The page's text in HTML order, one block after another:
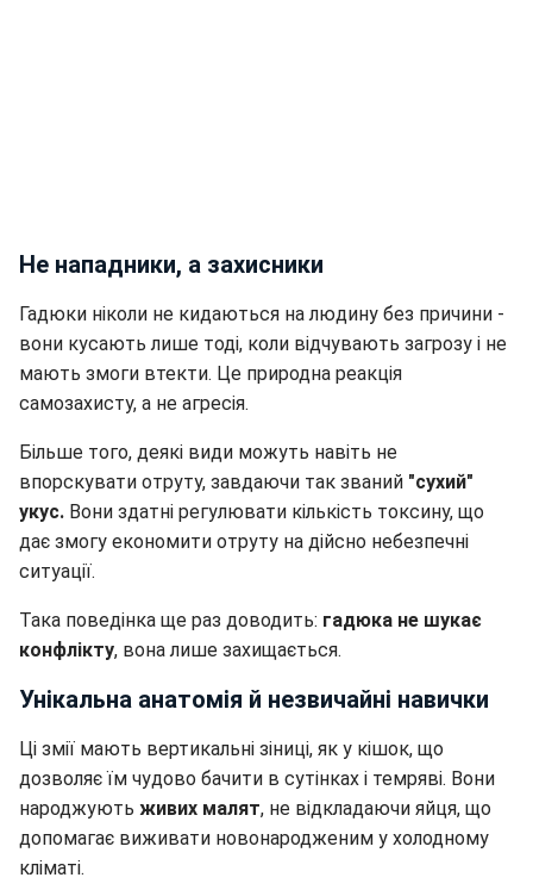
Не нападники, а захисники
Гадюки ніколи не кидаються на людину без причини -
вони кусають лише тоді, коли відчувають загрозу і не
мають змоги втекти. Це природна реакція
самозахисту, а не агресія.
Більше того, деякі види можуть навіть не
впорскувати отруту, завдаючи так званий "сухий"
укус. Вони здатні регулювати кількість токсину, що
дає змогу економити отруту на дійсно небезпечні
ситуації.
Така поведінка ще раз доводить: гадюка не шукає
конфлікту, вона лише захищається.
Унікальна анатомія й незвичайні навички
Ці змії мають вертикальні зіниці, як у кішок, що
дозволяє їм чудово бачити в сутінках і темряві. Вони
народжують живих малят, не відкладаючи яйця, що
допомагає виживати новонародженим у холодному
кліматі.